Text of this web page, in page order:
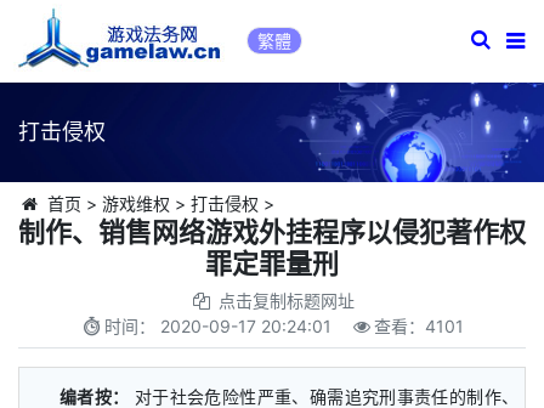
繁體
打击侵权
首页 > 游戏维权 > 打击侵权 >
制作、销售网络游戏外挂程序以侵犯著作权
罪定罪量刑
点击复制标题网址
时间： 2020-09-17 20:24:01 查看：4101
编者按：
对于社会危险性严重、确需追究刑事责任的制作、